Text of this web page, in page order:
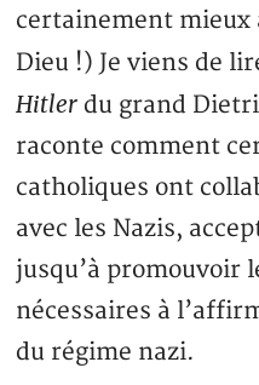
certainement mieux
Dieu !) Je viens de
Hitler du grand
raconte comment
catholiques ont
avec les Nazis,
jusqu’à promouvoir
nécessaires à
du régime nazi.